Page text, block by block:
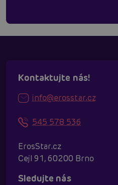
Kontaktujte nás!
info@erosstar.cz
545 578 536
ErosStar.cz
Cejl 91, 60200 Brno
Sledujte nás